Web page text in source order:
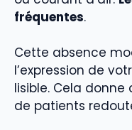
fréquentes.
Cette absence
l’expression de
lisible. Cela donne
de patients